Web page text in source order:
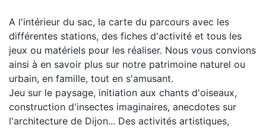
A l'intérieur du sac, la carte du parcours avec les
différentes stations, des fiches d'activité et tous les
jeux ou matériels pour les réaliser. Nous vous convions
ainsi à en savoir plus sur notre patrimoine naturel ou
urbain, en famille, tout en s'amusant.
Jeu sur le paysage, initiation aux chants d'oiseaux,
construction d'insectes imaginaires, anecdotes sur
l'architecture de Dijon... Des activités artistiques,